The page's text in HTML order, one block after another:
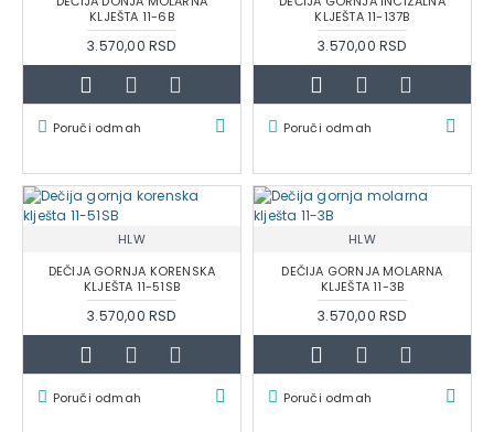
KLJEŠTA 11-6B
3.570,00 RSD
Poruči odmah
KLJEŠTA 11-137B
3.570,00 RSD
Poruči odmah
HLW
DEČIJA GORNJA KORENSKA
KLJEŠTA 11-51SB
3.570,00 RSD
Poruči odmah
HLW
DEČIJA GORNJA MOLARNA
KLJEŠTA 11-3B
3.570,00 RSD
Poruči odmah